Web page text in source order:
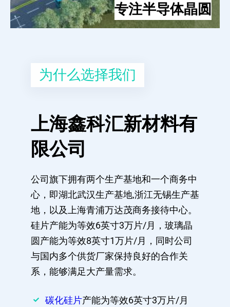
专注半导体晶圆
为什么选择我们
上海鑫科汇新材料有
限公司
公司旗下拥有两个生产基地和一个商务中
心，即湖北武汉生产基地,浙江无锡生产基
地，以及上海青浦万达茂商务接待中心。
硅片产能为等效6英寸3万片/月，玻璃晶
圆产能为等效8英寸1万片/月，同时公司
与国内多个供货厂家保持良好的合作关
系，能够满足大产量需求。
碳化硅片产能为等效6英寸3万片/月